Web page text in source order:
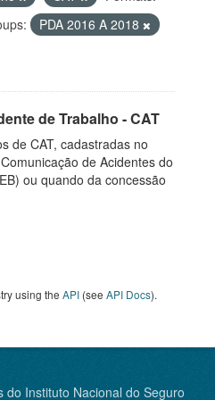
PDA 2016 A 2018
de Trabalho - CAT
de CAT, cadastradas no
de Acidentes do
ou quando da concessão
using the API (see API Docs).
Instituto Nacional do Seguro